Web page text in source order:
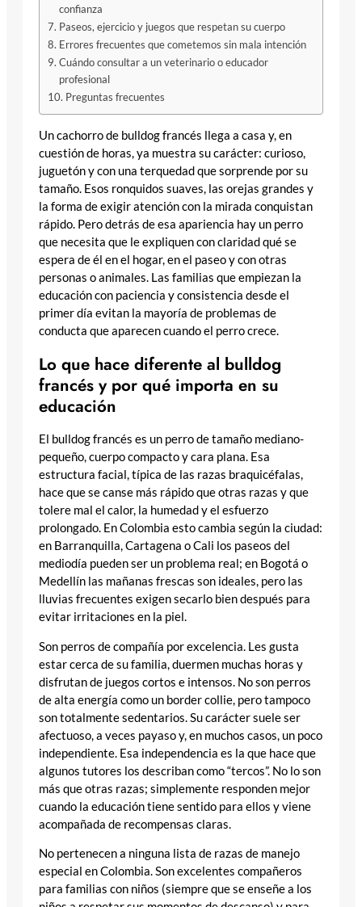
confianza
Paseos, ejercicio y juegos que respetan su cuerpo
Errores frecuentes que cometemos sin mala intención
Cuándo consultar a un veterinario o educador
profesional
Preguntas frecuentes
Un cachorro de bulldog francés llega a casa y, en
cuestión de horas, ya muestra su carácter: curioso,
juguetón y con una terquedad que sorprende por su
tamaño. Esos ronquidos suaves, las orejas grandes y
la forma de exigir atención con la mirada conquistan
rápido. Pero detrás de esa apariencia hay un perro
que necesita que le expliquen con claridad qué se
espera de él en el hogar, en el paseo y con otras
personas o animales. Las familias que empiezan la
educación con paciencia y consistencia desde el
primer día evitan la mayoría de problemas de
conducta que aparecen cuando el perro crece.
Lo que hace diferente al bulldog
francés y por qué importa en su
educación
El bulldog francés es un perro de tamaño mediano-
pequeño, cuerpo compacto y cara plana. Esa
estructura facial, típica de las razas braquicéfalas,
hace que se canse más rápido que otras razas y que
tolere mal el calor, la humedad y el esfuerzo
prolongado. En Colombia esto cambia según la ciudad:
en Barranquilla, Cartagena o Cali los paseos del
mediodía pueden ser un problema real; en Bogotá o
Medellín las mañanas frescas son ideales, pero las
lluvias frecuentes exigen secarlo bien después para
evitar irritaciones en la piel.
Son perros de compañía por excelencia. Les gusta
estar cerca de su familia, duermen muchas horas y
disfrutan de juegos cortos e intensos. No son perros
de alta energía como un border collie, pero tampoco
son totalmente sedentarios. Su carácter suele ser
afectuoso, a veces payaso y, en muchos casos, un poco
independiente. Esa independencia es la que hace que
algunos tutores los describan como “tercos”. No lo son
más que otras razas; simplemente responden mejor
cuando la educación tiene sentido para ellos y viene
acompañada de recompensas claras.
No pertenecen a ninguna lista de razas de manejo
especial en Colombia. Son excelentes compañeros
para familias con niños (siempre que se enseñe a los